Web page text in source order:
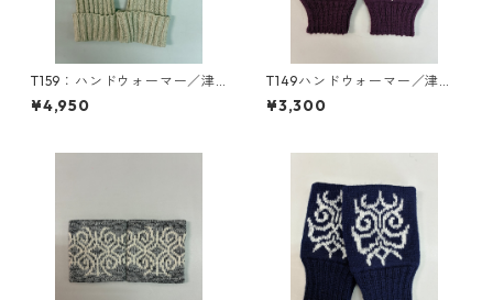
T159：ハンドウォーマー／津
田命子デザインアイヌ文様編
み込みハンドウォーマー
¥4,950
T149ハンドウォーマー／津田
命子デザインアイヌ文様編み
込みハンドウォーマー
¥3,300